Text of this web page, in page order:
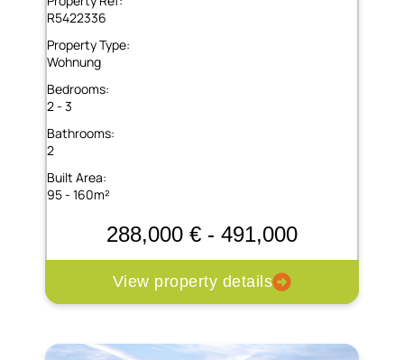
R5422336
Property Type:
Wohnung
Bedrooms:
2 - 3
Bathrooms:
2
Built Area:
95 - 160m²
288,000 € - 491,000
View property details